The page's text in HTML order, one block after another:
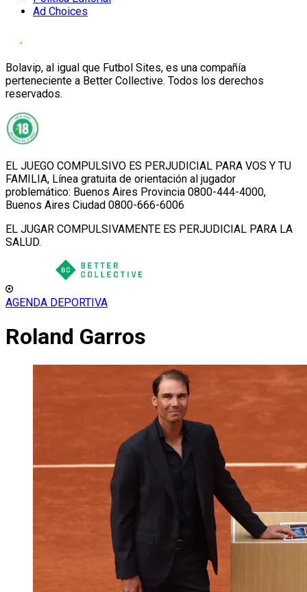
Ad Choices
Bolavip, al igual que Futbol Sites, es una compañía
perteneciente a Better Collective. Todos los derechos
reservados.
EL JUEGO COMPULSIVO ES PERJUDICIAL PARA VOS Y TU
FAMILIA, Línea gratuita de orientación al jugador
problemático: Buenos Aires Provincia 0800-444-4000,
Buenos Aires Ciudad 0800-666-6006
EL JUGAR COMPULSIVAMENTE ES PERJUDICIAL PARA LA
SALUD.
AGENDA DEPORTIVA
Roland Garros